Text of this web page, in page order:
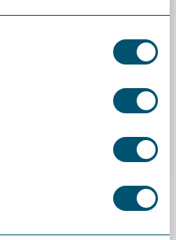
ergonomie. Vraag gratis